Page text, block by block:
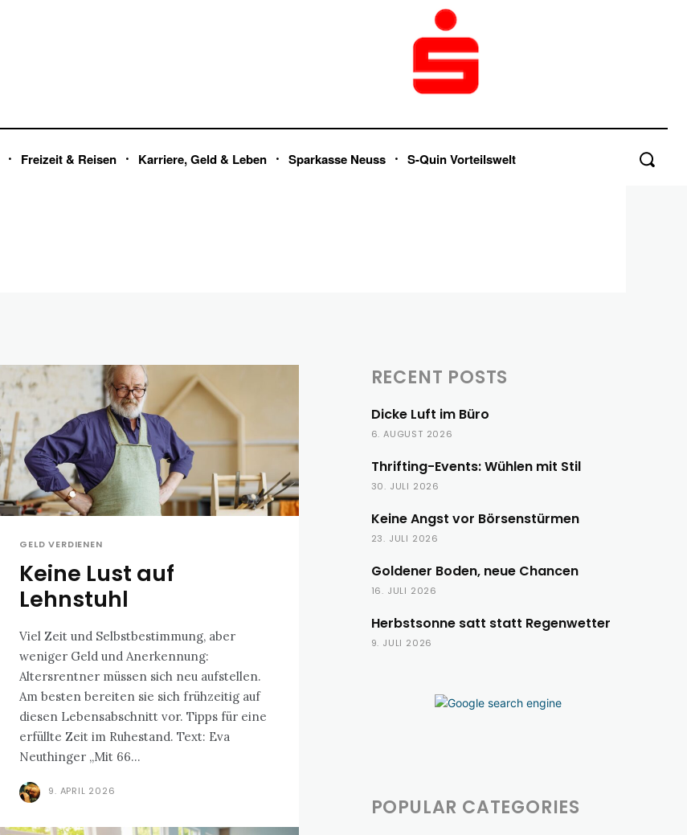
Freizeit & Reisen Karriere, Geld & Leben Sparkasse Neuss S-Quin Vorteilswelt
GELD VERDIENEN
Keine Lust auf
Lehnstuhl
Viel Zeit und Selbstbestimmung, aber
weniger Geld und Anerkennung:
Altersrentner müssen sich neu aufstellen.
Am besten bereiten sie sich frühzeitig auf
diesen Lebensabschnitt vor. Tipps für eine
erfüllte Zeit im Ruhestand. Text: Eva
Neuthinger „Mit 66...
9. APRIL 2026
RECENT POSTS
Dicke Luft im Büro
6. AUGUST 2026
Thrifting-Events: Wühlen mit Stil
30. JULI 2026
Keine Angst vor Börsenstürmen
23. JULI 2026
Goldener Boden, neue Chancen
16. JULI 2026
Herbstsonne satt statt Regenwetter
9. JULI 2026
POPULAR CATEGORIES